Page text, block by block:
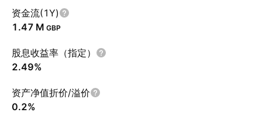
资金流(1Y)
‪1.47 M‬ GBP
股息收益率（指定）
2.49%
资产净值折价/溢价
0.2%